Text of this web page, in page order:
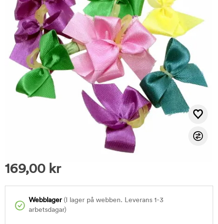
169,00 kr
Webblager(I lager på webben. Leverans 1-3
arbetsdagar)